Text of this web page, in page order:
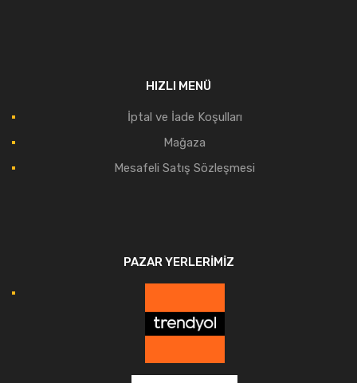
HIZLI MENÜ
İptal ve İade Koşulları
Mağaza
Mesafeli Satış Sözleşmesi
PAZAR YERLERIMIZ